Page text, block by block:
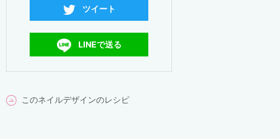
ツイート
LINEで送る
このネイルデザインのレシピ